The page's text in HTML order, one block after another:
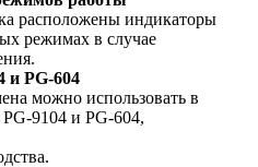
расположены индикаторы
режимах в случае
и PG-604
можно использовать в
PG-9104 и PG-604,